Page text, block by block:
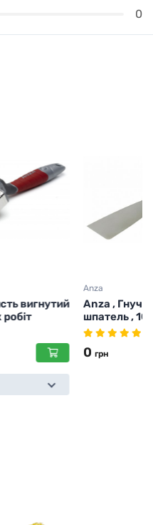
0
Anza , Гнучкий стальний
шпатель , 100мм